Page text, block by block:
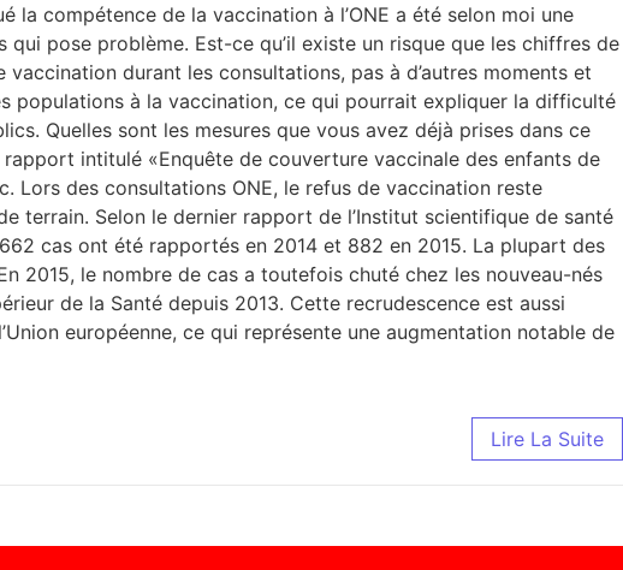
compétence de la vaccination à l’ONE a été selon moi une
pose problème. Est-ce qu’il existe un risque que les chiffres de
durant les consultations, pas à d’autres moments et
populations à la vaccination, ce qui pourrait expliquer la difficulté
Quelles sont les mesures que vous avez déjà prises dans ce
intitulé «Enquête de couverture vaccinale des enfants de
Lors des consultations ONE, le refus de vaccination reste
terrain. Selon le dernier rapport de l’Institut scientifique de santé
cas ont été rapportés en 2014 et 882 en 2015. La plupart des
2015, le nombre de cas a toutefois chuté chez les nouveau-nés
de la Santé depuis 2013. Cette recrudescence est aussi
européenne, ce qui représente une augmentation notable de
Lire La Suite